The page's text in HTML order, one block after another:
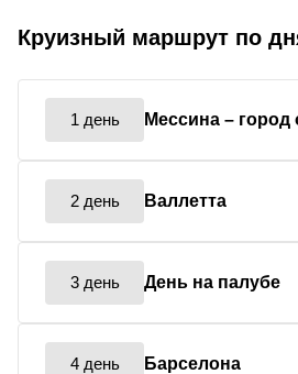
Круизный маршрут по
1 день Мессина – город
2 день Валлетта
3 день День на палубе
4 день Барселона